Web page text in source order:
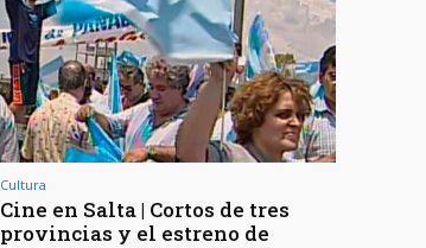
Cultura
Cine en Salta | Cortos de tres
provincias y el estreno de